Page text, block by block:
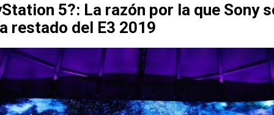
5?: La razón por la que Sony
restado del E3 2019